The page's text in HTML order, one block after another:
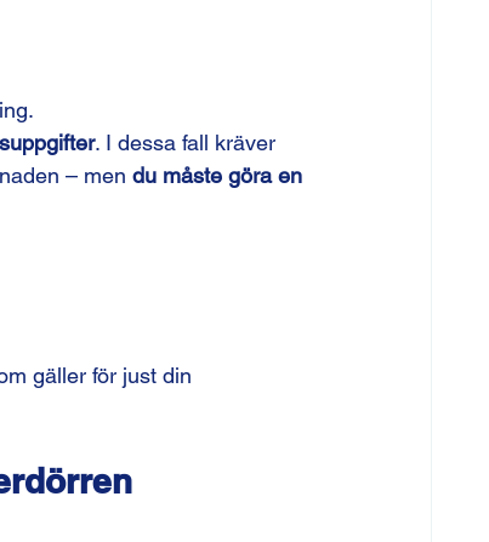
. I dessa fall kräver
– men du måste göra en
gäller för just din